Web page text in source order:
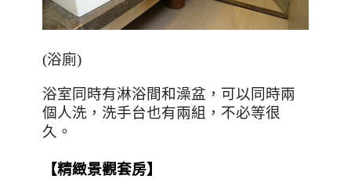
(浴廁)
浴室同時有淋浴間和澡盆，可以同時兩
個人洗，洗手台也有兩組，不必等很
久。
【精緻景觀套房】